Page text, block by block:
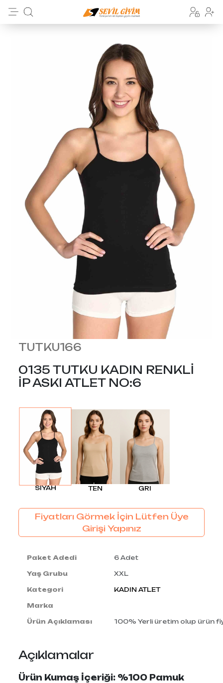
TUTKU166
0135 TUTKU KADIN RENKLİ
İP ASKI ATLET NO:6
SIYAH TEN GRI
Fiyatları Görmek İçin Lütfen Üye
Girişi Yapınız
Paket Adedi 6 Adet
Yaş Grubu XXL
Kategori KADIN ATLET
Marka
Ürün Açıklaması 100% Yerli üretim olup ürün
Açıklamalar
Ürün Kumaş İçeriği: %100 Pamuk